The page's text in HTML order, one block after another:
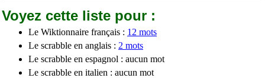
Voyez cette liste pour :
Le Wiktionnaire français : 12 mots
Le scrabble en anglais : 2 mots
Le scrabble en espagnol : aucun mot
Le scrabble en italien : aucun mot